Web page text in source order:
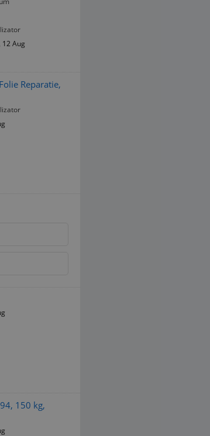
Aug
Reparatie,
150 kg,